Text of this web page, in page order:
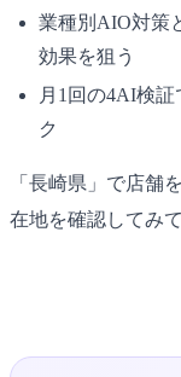
業種別AIO対策
効果を狙う
月1回の4AI検
ク
「長崎県」で店舗
在地を確認してみ